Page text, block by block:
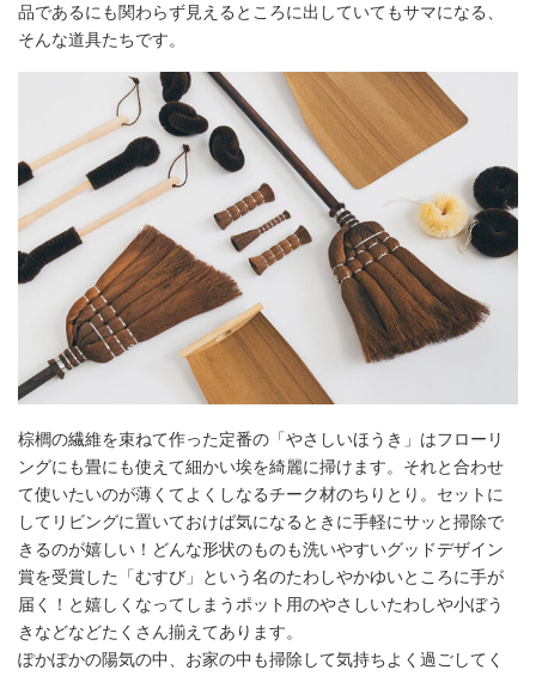
品であるにも関わらず見えるところに出していてもサマになる、
そんな道具たちです。
棕櫚の繊維を束ねて作った定番の「やさしいほうき」はフローリ
ングにも畳にも使えて細かい埃を綺麗に掃けます。それと合わせ
て使いたいのが薄くてよくしなるチーク材のちりとり。セットに
してリビングに置いておけば気になるときに手軽にサッと掃除で
きるのが嬉しい！どんな形状のものも洗いやすいグッドデザイン
賞を受賞した「むすび」という名のたわしやかゆいところに手が
届く！と嬉しくなってしまうポット用のやさしいたわしや小ぼう
きなどなどたくさん揃えてあります。
ぽかぽかの陽気の中、お家の中も掃除して気持ちよく過ごしてく